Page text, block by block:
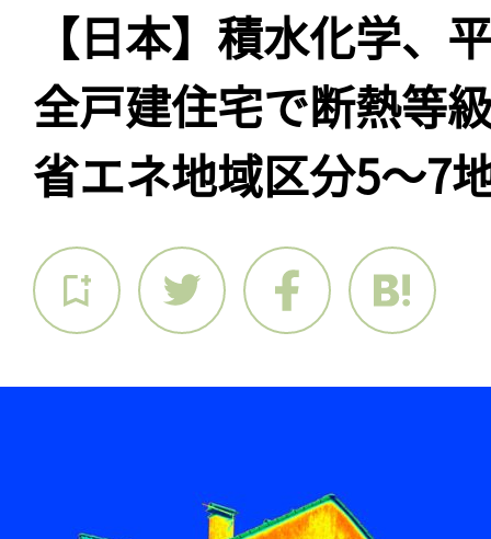
【日本】積水化学、
全戸建住宅で断熱等
省エネ地域区分5〜7